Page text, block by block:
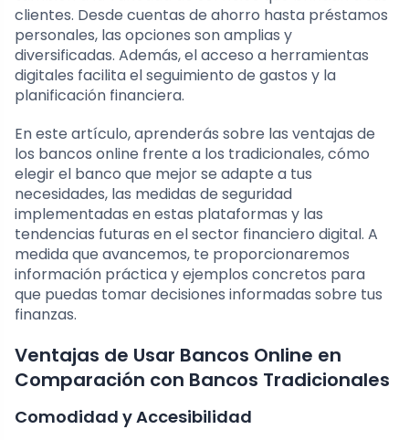
clientes. Desde cuentas de ahorro hasta préstamos
personales, las opciones son amplias y
diversificadas. Además, el acceso a herramientas
digitales facilita el seguimiento de gastos y la
planificación financiera.
En este artículo, aprenderás sobre las ventajas de
los bancos online frente a los tradicionales, cómo
elegir el banco que mejor se adapte a tus
necesidades, las medidas de seguridad
implementadas en estas plataformas y las
tendencias futuras en el sector financiero digital. A
medida que avancemos, te proporcionaremos
información práctica y ejemplos concretos para
que puedas tomar decisiones informadas sobre tus
finanzas.
Ventajas de Usar Bancos Online en
Comparación con Bancos Tradicionales
Comodidad y Accesibilidad